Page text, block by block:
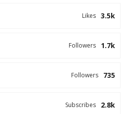
3.5k
Likes
1.7k
Followers
735
Followers
2.8k
Subscribes